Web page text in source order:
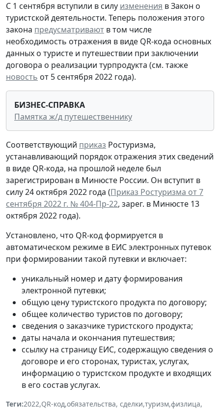
С 1 сентября вступили в силу изменения в Закон о
туристской деятельности. Теперь положения этого
закона предусматривают в том числе
необходимость отражения в виде QR-кода основных
данных о туристе и путешествии при заключении
договора о реализации турпродукта (см. также
новость от 5 сентября 2022 года).
БИЗНЕС-СПРАВКА
Памятка ж/д путешественнику
Соответствующий приказ Ростуризма,
устанавливающий порядок отражения этих сведений
в виде QR-кода, на прошлой неделе был
зарегистрирован в Минюсте России. Он вступит в
силу 24 октября 2022 года (Приказ Ростуризма от 7
сентября 2022 г. № 404-Пр-22, зарег. в Минюсте 13
октября 2022 года).
Установлено, что QR-код формируется в
автоматическом режиме в ЕИС электронных путевок
при формировании такой путевки и включает:
уникальный номер и дату формирования
электронной путевки;
общую цену туристского продукта по договору;
общее количество туристов по договору;
сведения о заказчике туристского продукта;
даты начала и окончания путешествия;
ссылку на страницу ЕИС, содержащую сведения о
договоре и его сторонах, туристах, услугах,
информацию о туристском продукте и входящих
в его состав услугах.
Теги:2022,QR-код,обязательства, сделки,туризм,физлица,